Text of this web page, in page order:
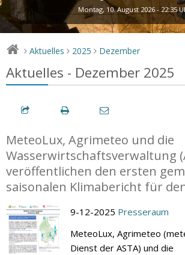
Montag, 10. August 2026 - 22:35
> Aktuelles > 2025 > Dezember
Aktuelles - Dezember 2025
MeteoLux, Agrimeteo und die
Wasserwirtschaftsverwaltung
veröffentlichen den ersten
saisonalen Klimabericht für
9-12-2025 Presseraum
MeteoLux, Agrimeteo
Dienst der ASTA) und die